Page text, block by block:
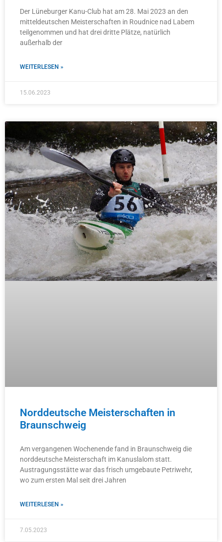
Der Lüneburger Kanu-Club hat am 28. Mai 2023 an den
mitteldeutschen Meisterschaften in Roudnice nad Labem
teilgenommen und hat drei dritte Plätze, natürlich
außerhalb der
WEITERLESEN »
15.06.2023
Norddeutsche Meisterschaften in
Braunschweig
Am vergangenen Wochenende fand in Braunschweig die
norddeutsche Meisterschaft im Kanuslalom statt.
Austragungsstätte war das frisch umgebaute Petriwehr,
wo zum ersten Mal seit drei Jahren
WEITERLESEN »
7.05.2023